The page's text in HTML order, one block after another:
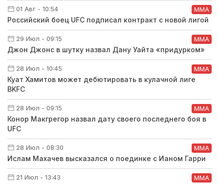
01 Авг - 10:54 ММА
Российский боец UFC подписал контракт с новой лигой
29 Июл - 09:15 ММА
Джон Джонс в шутку назвал Дану Уайта «придурком»
28 Июл - 10:45 ММА
Куат Хамитов может дебютировать в кулачной лиге
BKFC
28 Июл - 09:15 ММА
Конор Макгрегор назвал дату своего последнего боя в
UFC
28 Июл - 08:30 ММА
Ислам Махачев высказался о поединке с Ианом Гарри
21 Июл - 13:43 ММА